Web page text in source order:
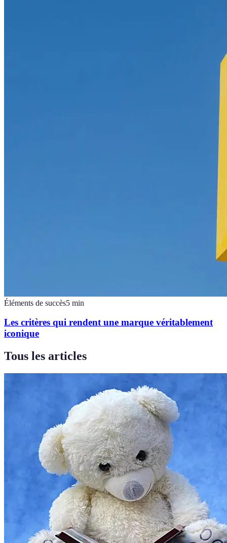
Éléments de succès5 min
Les critères qui rendent une marque véritablement
iconique
Tous les articles